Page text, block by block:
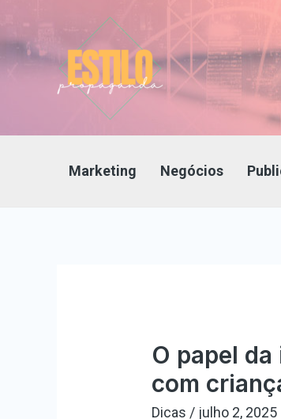
para
conteúdo
Marketing Negócios
O papel
com
Dicas / julho 2, 2025